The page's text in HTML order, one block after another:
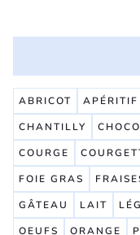
ABRICOT APÉRITIF
CHANTILLY
COURGE
FOIE GRAS
GÂTEAU
LAIT
OEUFS
ORANGE